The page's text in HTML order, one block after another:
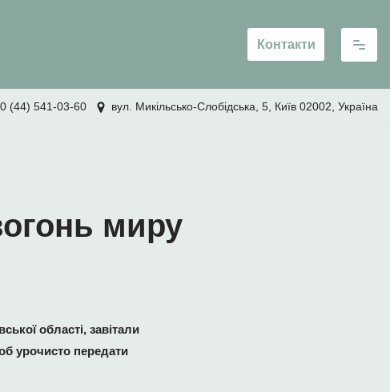
Контакти
(44) 541-03-60 вул. Микільсько-Слобідська, 5, Київ 02002, Україна
миру
області, завітали
урочисто передати